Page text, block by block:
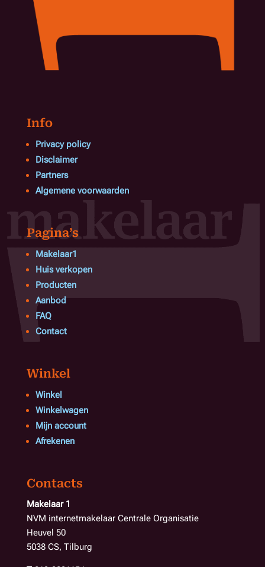
Info
Privacy policy
Disclaimer
Partners
Algemene voorwaarden
Pagina’s
Makelaar1
Huis verkopen
Producten
Aanbod
FAQ
Contact
Winkel
Winkel
Winkelwagen
Mijn account
Afrekenen
Contacts
Makelaar 1
NVM internetmakelaar Centrale Organisatie
Heuvel 50
5038 CS, Tilburg